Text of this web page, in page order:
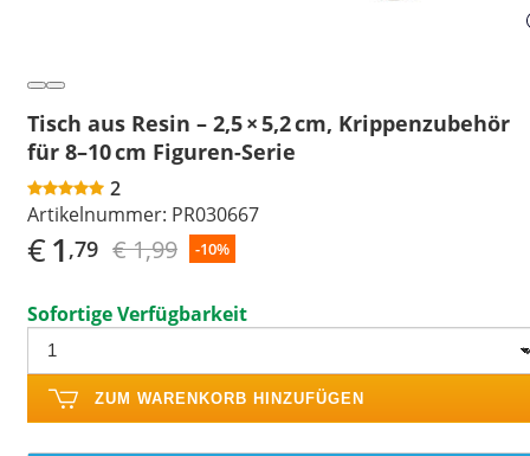
Tisch aus Resin – 2,5 × 5,2 cm, Krippenzubehör
für 8–10 cm Figuren-Serie
2
Artikelnummer: PR030667
€1 ,79 € 1,99 -10%
Sofortige Verfügbarkeit
ZUM WARENKORB HINZUFÜGEN